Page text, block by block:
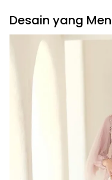
Desain yang